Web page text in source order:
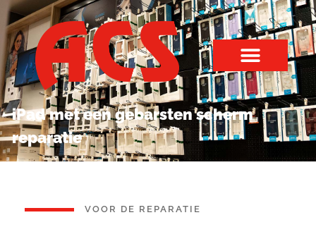
iPad met een gebarsten scherm
reparatie
VOOR DE REPARATIE